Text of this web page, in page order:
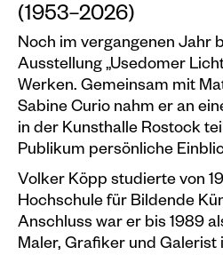
Information
Visit
Programm
Kunstvermittlung &
Museumspädagogik
Exhibitions
Current
(1953–2026)
Noch im vergangenen Jahr
Ausstellung „Usedomer
Werken. Gemeinsam mit
Sabine Curio nahm er an
in der Kunsthalle Rostock
Publikum persönliche
Volker Köpp studierte von
Hochschule für Bildende
Anschluss war er bis 1989
Maler, Grafiker und Galerist